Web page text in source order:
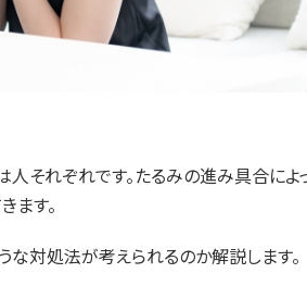
それぞれです。たるみの進み具合によ
ます。
な対処法が考えられるのか解説します。